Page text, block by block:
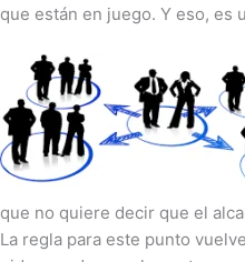
que están en juego. Y eso, es
que no quiere decir que el
La regla para este punto